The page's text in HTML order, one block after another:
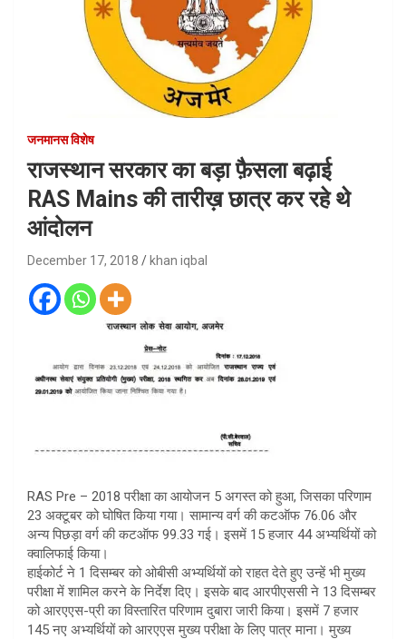
जनमानस विशेष
राजस्थान सरकार का बड़ा फ़ैसला बढ़ाई
RAS Mains की तारीख़ छात्र कर रहे थे
आंदोलन
December 17, 2018 khan iqbal
RAS Pre – 2018 परीक्षा का आयोजन 5 अगस्त को हुआ, जिसका परिणाम
23 अक्टूबर को घोषित किया गया। सामान्य वर्ग की कटऑफ 76.06 और
अन्य पिछड़ा वर्ग की कटऑफ 99.33 गई। इसमें 15 हजार 44 अभ्यर्थियों को
क्वालिफाई किया।
हाईकोर्ट ने 1 दिसम्बर को ओबीसी अभ्यर्थियों को राहत देते हुए उन्हें भी मुख्य
परीक्षा में शामिल करने के निर्देश दिए। इसके बाद आरपीएससी ने 13 दिसम्बर
को आरएएस-प्री का विस्तारित परिणाम दुबारा जारी किया। इसमें 7 हजार
145 नए अभ्यर्थियों को आरएएस मुख्य परीक्षा के लिए पात्र माना। मुख्य